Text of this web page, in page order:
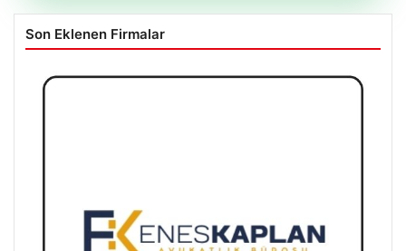
Son Eklenen Firmalar